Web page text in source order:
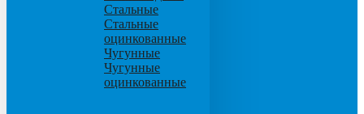
Стальные
Стальные
оцинкованные
Чугунные
Чугунные
оцинкованные